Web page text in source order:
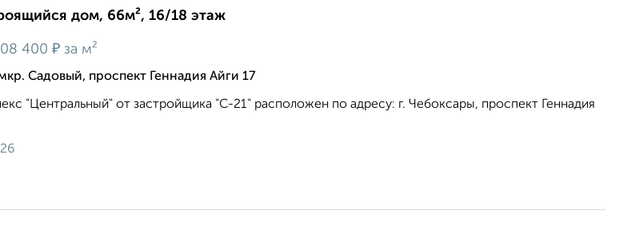
дом, 66м², 16/18 этаж
400 ₽ за м²
Садовый, проспект Геннадия Айги 17
"Центральный" от застройщика "С-21" расположен по адресу: г. Чебоксары, проспект Геннадия